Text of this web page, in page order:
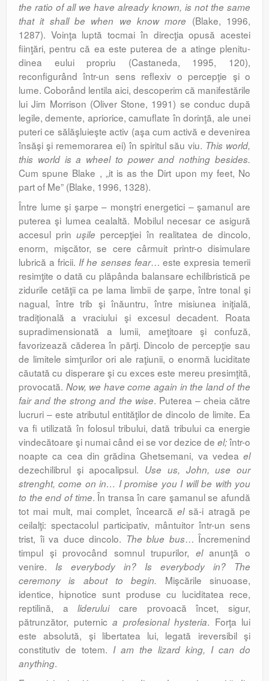
the ratio of all we have already known, is not the same
that it shall be when we know more (Blake, 1996,
1287). Voinţa luptă tocmai în direcţia opusă acestei
fiinţări, pentru că ea este puterea de a atinge plenitu­
dinea eului propriu (Castaneda, 1995, 120),
reconfigurând într-un sens reflexiv o per­cep­ţie şi o
lume. Coborând lentila aici, des­co­perim că manifestările
lui Jim Morrison (Oliver Stone, 1991) se conduc după
legile, demente, apriorice, camuflate în dorinţă, ale unei
puteri ce sălăşluieşte activ (aşa cum activă e devenirea
însăşi şi rememorarea ei) în spiritul său viu. This world,
this world is a wheel to power and nothing besides.
Cum spune Blake , „it is as the Dirt upon my feet, No
part of Me” (Blake, 1996, 1328).
Între lume şi şarpe – monştri energetici – şamanul are
puterea şi lumea cealaltă. Mo­bi­lul necesar ce asigură
accesul prinuşile percepţiei în realitatea de dincolo,
enorm, mişcător, se cere cârmuit printr-o disimulare
lubrică a fricii. If he senses fear… este ex­presia temerii
resimţite o dată cu plăpânda balansare echilibristică pe
zidurile cetăţii ca pe lama limbii de şarpe, între tonal şi
na­gual, între trib şi înăuntru, între misiunea iniţială,
tradiţională a vraciului şi excesul decadent. Roata
supradimensionată a lumii, ameţitoare şi confuză,
favorizează căderea în părţi. Dincolo de percepţie sau
de limitele simţurilor ori ale raţiunii, o enormă lucidi­tate
căutată cu disperare şi cu exces este mereu presimţită,
provocată. Now, we have come again in the land of the
fair and the strong and the wise. Puterea – cheia către
lucruri – este atributul entităţilor de dincolo de limite. Ea
va fi utilizată în folosul tribului, dată tribului ca energie
vindecătoare şi numai când ei se vor dezice de el;într-o
noapte ca cea din grădina Ghetsemani, va vedea el
dezechilibrul şi apocalipsul. Use us, John, use our
strenght, come on in… I promise you I will be with you
to the end of time. În transa în care şamanul se afundă
tot mai mult, mai complet, încearcă elsă-i atragă pe
ceilalţi: spectacolul participativ, mântuitor într-un sens
trist, îi va duce dincolo. The blue bus… Încremenind
timpul şi provocând somnul trupurilor, elanunţă o
venire. Is everybody in? Is everybody in? The
ceremony is about to begin. Mişcările sinuoase,
identice, hipnotice sunt produse cu luciditatea rece,
reptilină, alideruluicare provoacă încet, sigur,
pătrunzător, puternica profesional hysteria. Forţa lui
este abso­lută, şi libertatea lui, legată ireversibil şi
constitutiv de totem. I am the lizard king, I can do
anything.